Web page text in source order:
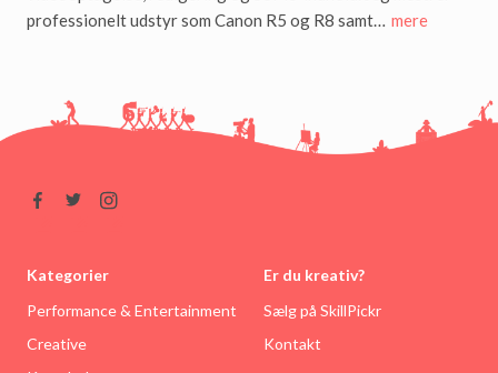
professionelt udstyr som Canon R5 og R8 samt… mere
Er du kreativ?
Sælg på SkillPickr
Kontakt
Kategorier
Performance & Entertainment
Creative